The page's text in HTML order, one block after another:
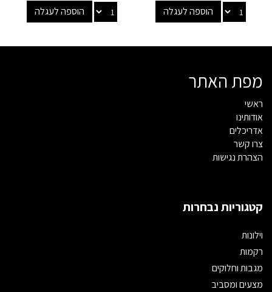
הוספה לעגלה
הוספה לעגלה
מפת האתר
ראשי
אודותינו
אדריכלים
צרו קשר
הצהרת נגישות
קטגוריות נבחרות
וילונות
רקמות
מגבות וחלוקים
מצעים ומסביב